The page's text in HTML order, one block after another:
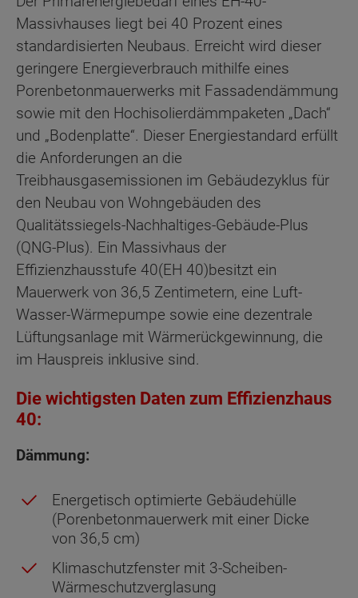
Massivhauses liegt bei 40 Prozent eines
standardisierten Neubaus. Erreicht wird dieser
geringere Energieverbrauch mithilfe eines
Porenbetonmauerwerks mit Fassadendämmung
sowie mit den Hochisolierdämmpaketen „Dach“
und „Bodenplatte“. Dieser Energiestandard erfüllt
die Anforderungen an die
Treibhausgasemissionen im Gebäudezyklus für
den Neubau von Wohngebäuden des
Qualitätssiegels-Nachhaltiges-Gebäude-Plus
(QNG-Plus). Ein Massivhaus der
Effizienzhausstufe 40(EH 40)besitzt ein
Mauerwerk von 36,5 Zentimetern, eine Luft-
Wasser-Wärmepumpe sowie eine dezentrale
Lüftungsanlage mit Wärmerückgewinnung, die
im Hauspreis inklusive sind.
Die wichtigsten Daten zum Effizienzhaus
40:
Dämmung:
Energetisch optimierte Gebäudehülle
(Porenbetonmauerwerk mit einer Dicke
von 36,5 cm)
Klimaschutzfenster mit 3-Scheiben-
Wärmeschutzverglasung